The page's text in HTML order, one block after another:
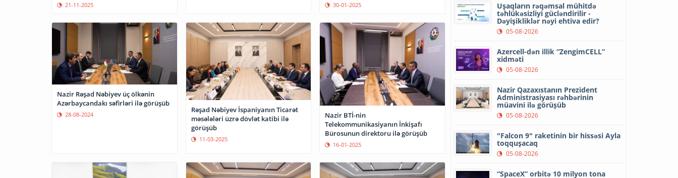
21-11-2025 30-01-2025
Nazir Rəşad Nəbiyev üç ölkənin
Azərbaycandakı səfirləri ilə görüşüb
28-08-2024
Rəşad Nəbiyev İspaniyanın Ticarət
məsələləri üzrə dövlət katibi ilə
görüşüb
11-03-2025
Nazir BTİ-nin
Telekommunikasiyanın İnkişafı
Bürosunun direktoru ilə görüşüb
16-01-2025
Uşaqların rəqəmsal mühitdə
təhlükəsizliyi gücləndirilir -
Dəyişikliklər nəyi ehtiva edir?
05-08-2026
Azercell-dən illik “ZengimCELL”
xidməti
05-08-2026
Nazir Qazaxıstanın Prezident
Administrasiyası rəhbərinin
müavini ilə görüşüb
05-08-2026
"Falcon 9" raketinin bir hissəsi Ayla
toqquşacaq
05-08-2026
“SpaceX” orbitə 10 milyon tona